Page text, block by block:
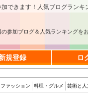
できます！人気ブログランキ
の参加ブログ＆人気ランキングをお
規登録 ロ
ァッション 料理・グルメ 芸術と人